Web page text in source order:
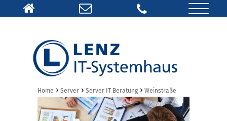
Home › Server › Server IT Beratung › Weinstraße